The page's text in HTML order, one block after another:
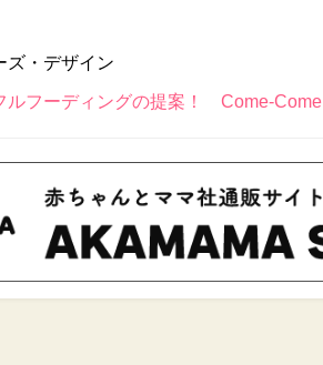
ズ・デザイン
フーディングの提案！ Come-Come